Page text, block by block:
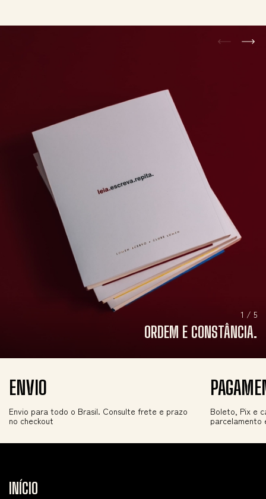
1 / 5
ORDEM E CONSTÂNCIA.
ENVIO
Envio para todo o Brasil. Consulte frete e prazo
no checkout
Boleto, Pix e
parcelamento
INÍCIO